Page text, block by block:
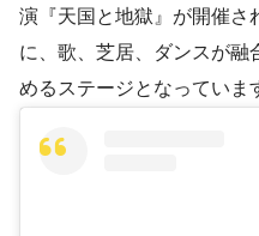
演『天国と地獄』が開催さ
に、歌、芝居、ダンスが融
めるステージとなっていま